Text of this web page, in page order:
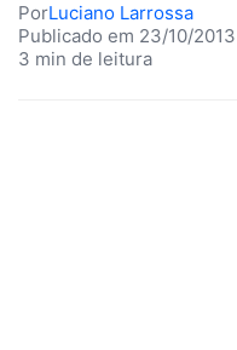
PorLuciano Larrossa
Publicado em 23/10/2013
3 min de leitura